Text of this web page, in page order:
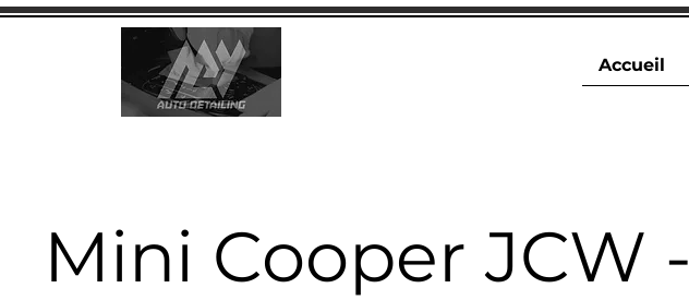
Accueil
Mini Cooper JCW -